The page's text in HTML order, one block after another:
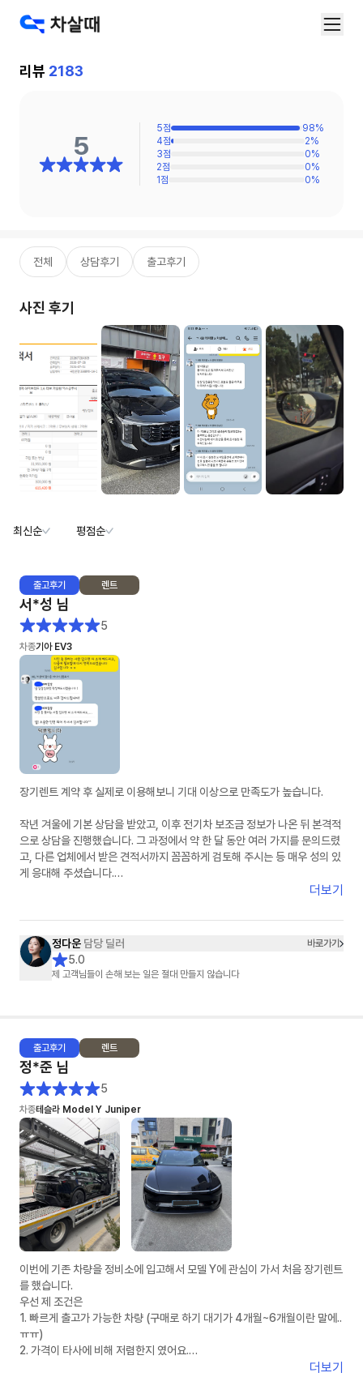
전체 상담후기 출고후기
리뷰 2183
5
1 점 0%
2점 0%
3점 0%
4점 2%
5점 98%
사진 후기
최신순 평점순
출고후기 렌트
서*성 님
5
차종기아 EV3
장기렌트 계약 후 실제로 이용해보니 기대 이상으로 만족도가 높습니다.
작년 겨울에 기본 상담을 받았고, 이후 전기차 보조금 정보가 나온 뒤 본격적
으로 상담을 진행했습니다. 그 과정에서 약 한 달 동안 여러 가지를 문의드렸
고, 다른 업체에서 받은 견적서까지 꼼꼼하게 검토해 주시는 등 매우 성의 있
게 응대해 주셨습니다.
절하게 응대해 주셔서 신뢰가 갔습니다. 고객 입장에서 최선을 다해 주신다
는 점이 분명하게 느껴졌고, 덕분에 만족스러운 선택을 할 수 있었습니다. 첫
장기렌트이자 첫 차 구매였는데 매우 좋은 경험이었고, 만족스러웠기 때문에
지인도 소개하여 출고하셨습니다.
더보기
정다운 담당 딜러 바로가기
5.0
제 고객님들이 손해 보는 일은 절대 만들지 않습니다
출고후기 렌트
정*준 님
5
차종테슬라 Model Y Juniper
이번에 기존 차량을 정비소에 입고해서 모델 Y에 관심이 가서 처음 장기렌트
를 했습니다.
우선 제 조건은
1. 빠르게 출고가 가능한 차량 (구매로 하기 대기가 4개월~6개월이란 말에..
ㅠㅠ)
2. 가격이 타사에 비해 저렴한지 였어요.
더보기